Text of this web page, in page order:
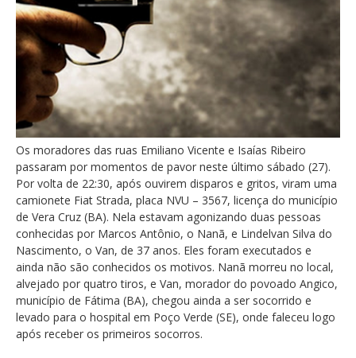
Os moradores das ruas Emiliano Vicente e Isaías Ribeiro
passaram por momentos de pavor neste último sábado (27).
Por volta de 22:30, após ouvirem disparos e gritos, viram uma
camionete Fiat Strada, placa NVU – 3567, licença do município
de Vera Cruz (BA). Nela estavam agonizando duas pessoas
conhecidas por Marcos Antônio, o Nanã, e Lindelvan Silva do
Nascimento, o Van, de 37 anos. Eles foram executados e
ainda não são conhecidos os motivos. Nanã morreu no local,
alvejado por quatro tiros, e Van, morador do povoado Angico,
município de Fátima (BA), chegou ainda a ser socorrido e
levado para o hospital em Poço Verde (SE), onde faleceu logo
após receber os primeiros socorros.